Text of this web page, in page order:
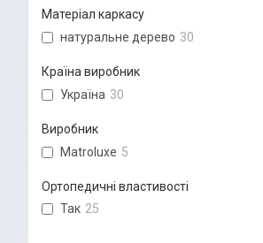
Матеріал каркасу
натуральне дерево 30
Країна виробник
Україна 30
Виробник
Matroluxe 5
Ортопедичні властивості
Так 25